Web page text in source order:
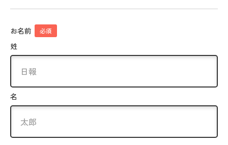
お名前 必須
姓
名